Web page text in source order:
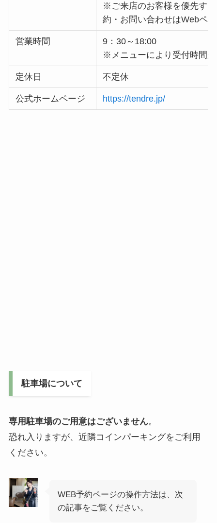
※ご来店のお客様を優先す
約・お問い合わせはWebペ
営業時間
9：30～18:00
※メニューにより受付時間
定休日 不定休
公式ホームページ https://tendre.jp/
駐車場について
専用駐車場のご用意はございません。
恐れ入りますが、近隣コインパーキングをご利用
ください。
WEB予約ページの操作方法は、次
の記事をご覧ください。